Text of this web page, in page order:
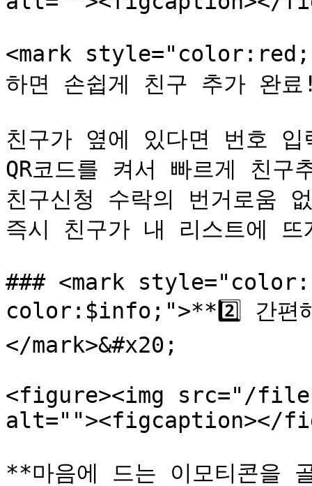
<mark
하면 손쉽게 친구 추가 완료
친구가 옆에 있다면 번호
QR코드를 켜서 빠르게 친
친구신청 수락의 번거로움
즉시 친구가 내 리스트에 뜨
### <mark
color:$info;">**2️⃣ 간편
</mark>&#x20;
<figure><img src="/files/
alt=""><figcaption></
**마음에 드는 이모티콘을